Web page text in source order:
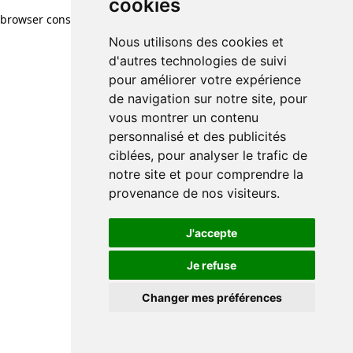
cookies
Nous utilisons des cookies et
d'autres technologies de suivi
pour améliorer votre expérience
de navigation sur notre site, pour
vous montrer un contenu
personnalisé et des publicités
ciblées, pour analyser le trafic de
notre site et pour comprendre la
provenance de nos visiteurs.
J'accepte
Je refuse
Changer mes préférences
browser console for more information)